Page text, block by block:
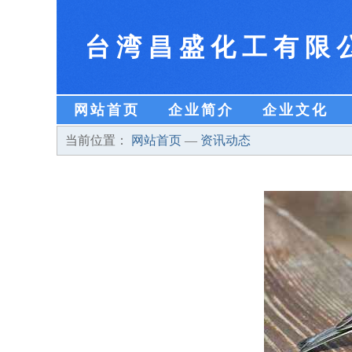
台湾昌盛化工有限
网站首页 企业简介 企业文化
当前位置： 网站首页 — 资讯动态